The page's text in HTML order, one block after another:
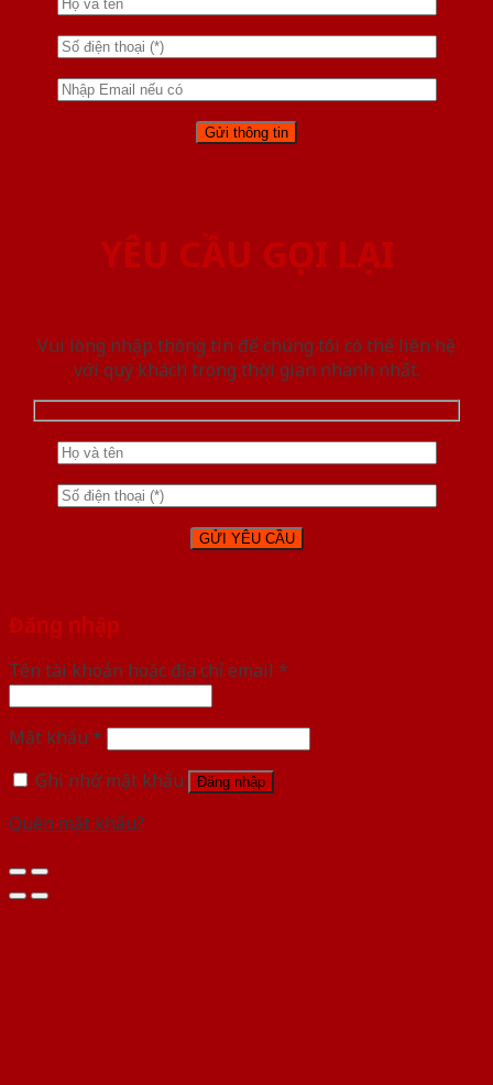
YÊU CẦU GỌI LẠI
Vui lòng nhập thông tin để chúng tôi có thể liên hệ
với quý khách trong thời gian nhanh nhất.
Đăng nhập
Tên tài khoản hoặc địa chỉ email *
Mật khẩu *
Ghi nhớ mật khẩu
Đăng nhập
Quên mật khẩu?